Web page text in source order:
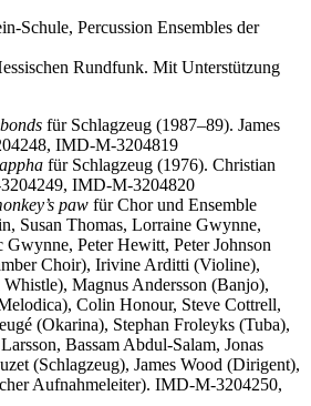
Schule, Percussion Ensembles der
Rundfunk. Mit Unterstützung
für Schlagzeug (1987–89). James
IMD-M-3204819
für Schlagzeug (1976). Christian
IMD-M-3204820
paw für Chor und Ensemble
Susan Thomas, Lorraine Gwynne,
Peter Hewitt, Peter Johnson
Choir), Irivine Arditti (Violine),
Magnus Andersson (Banjo),
Colin Honour, Steve Cottrell,
(Okarina), Stephan Froleyks (Tuba),
Bassam Abdul-Salam, Jonas
(Schlagzeug), James Wood (Dirigent),
Aufnahmeleiter). IMD-M-3204250,